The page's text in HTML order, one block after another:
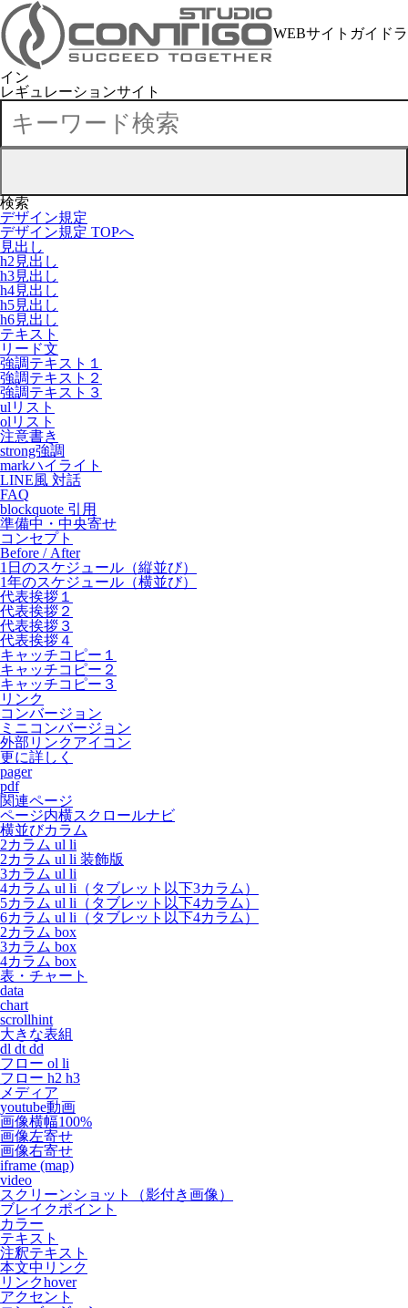
WEBサイトガイドラ
イン
レギュレーションサイト
検索
デザイン規定
デザイン規定 TOPへ
見出し
h2見出し
h3見出し
h4見出し
h5見出し
h6見出し
テキスト
リード文
強調テキスト１
強調テキスト２
強調テキスト３
ulリスト
olリスト
注意書き
strong強調
markハイライト
LINE風 対話
FAQ
blockquote 引用
準備中・中央寄せ
コンセプト
Before / After
1日のスケジュール（縦並び）
1年のスケジュール（横並び）
代表挨拶１
代表挨拶２
代表挨拶３
代表挨拶４
キャッチコピー１
キャッチコピー２
キャッチコピー３
リンク
コンバージョン
ミニコンバージョン
外部リンクアイコン
更に詳しく
pager
pdf
関連ページ
ページ内横スクロールナビ
横並びカラム
2カラム ul li
2カラム ul li 装飾版
3カラム ul li
4カラム ul li（タブレット以下3カラム）
5カラム ul li（タブレット以下4カラム）
6カラム ul li（タブレット以下4カラム）
2カラム box
3カラム box
4カラム box
表・チャート
data
chart
scrollhint
大きな表組
dl dt dd
フロー ol li
フロー h2 h3
メディア
youtube動画
画像横幅100%
画像左寄せ
画像右寄せ
iframe (map)
video
スクリーンショット（影付き画像）
ブレイクポイント
カラー
テキスト
注釈テキスト
本文中リンク
リンクhover
アクセント